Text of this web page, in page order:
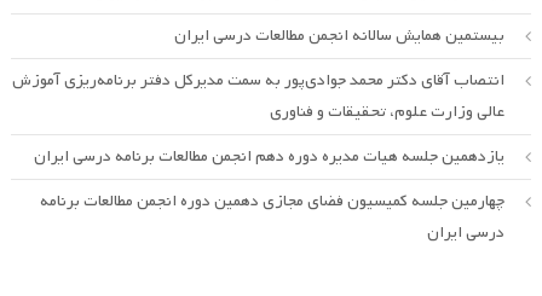
بیستمین همایش سالانه انجمن مطالعات درسی ایران
انتصاب آقای دکتر محمد جوادی‌پور به سمت مدیرکل دفتر برنامه‌ریزی آموزش
عالی وزارت علوم، تحقیقات و فناوری
یازدهمین جلسه هیات مدیره دوره دهم انجمن مطالعات برنامه درسی ایران
چهارمین جلسه کمیسیون فضای مجازی دهمین دوره انجمن مطالعات برنامه
درسی ایران